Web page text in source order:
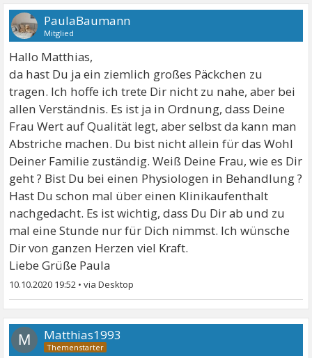
PaulaBaumann
Mitglied
Hallo Matthias,
da hast Du ja ein ziemlich großes Päckchen zu
tragen. Ich hoffe ich trete Dir nicht zu nahe, aber bei
allen Verständnis. Es ist ja in Ordnung, dass Deine
Frau Wert auf Qualität legt, aber selbst da kann man
Abstriche machen. Du bist nicht allein für das Wohl
Deiner Familie zuständig. Weiß Deine Frau, wie es Dir
geht ? Bist Du bei einen Physiologen in Behandlung ?
Hast Du schon mal über einen Klinikaufenthalt
nachgedacht. Es ist wichtig, dass Du Dir ab und zu
mal eine Stunde nur für Dich nimmst. Ich wünsche
Dir von ganzen Herzen viel Kraft.
Liebe Grüße Paula
10.10.2020 19:52 •
M Matthias1993